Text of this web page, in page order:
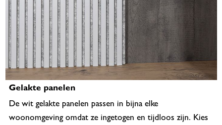
Gelakte panelen
De wit gelakte panelen passen in bijna elke
woonomgeving omdat ze ingetogen en tijdloos zijn. Kies